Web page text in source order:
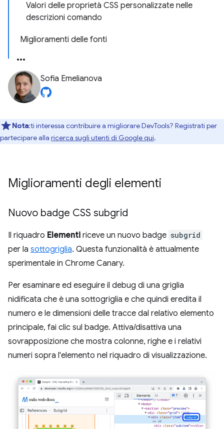
Valori delle proprietà CSS personalizzate nelle
descrizioni comando
Miglioramenti delle fonti
Sofia Emelianova
Nota:ti interessa contribuire a migliorare DevTools? Registrati per
partecipare alla ricerca sugli utenti di Google qui.
Miglioramenti degli elementi
Nuovo badge CSS subgrid
Il riquadro Elementi riceve un nuovo badge subgrid
per la sottogriglia. Questa funzionalità è attualmente
sperimentale in Chrome Canary.
Per esaminare ed eseguire il debug di una griglia
nidificata che è una sottogriglia e che quindi eredita il
numero e le dimensioni delle tracce dal relativo elemento
principale, fai clic sul badge. Attiva/disattiva una
sovrapposizione che mostra colonne, righe e i relativi
numeri sopra l'elemento nel riquadro di visualizzazione.